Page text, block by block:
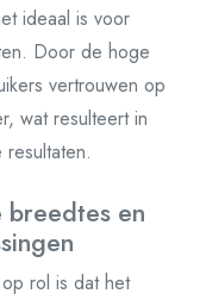
ideaal is voor
Door de hoge
vertrouwen op
wat resulteert in
breedtes en
rol is dat het